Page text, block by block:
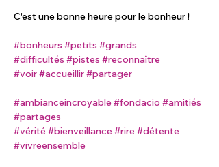
C'est une bonne heure pour le bonheur !
#bonheurs #petits #grands
#difficultés #pistes #reconnaître
#voir#accueillir#partager
#ambianceincroyable#fondacio #amitiés
#partages
#vérité#bienveillance#rire#détente
#vivreensemble